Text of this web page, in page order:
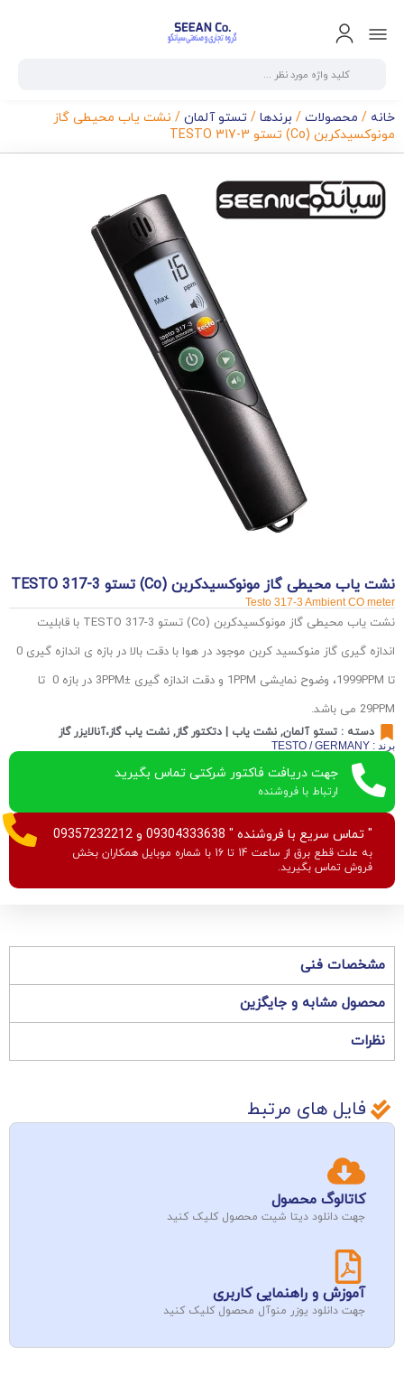
خانه / محصولات / برندها / تستو آلمان / نشت یاب محیطی گاز
مونوکسیدکربن (Co) تستو TESTO 317-3
نشت یاب محیطی گاز مونوکسیدکربن (Co) تستو TESTO 317-3
Testo 317-3 Ambient CO meter
نشت یاب محیطی گاز مونوکسیدکربن (Co) تستو TESTO 317-3 با قابلیت
اندازه گیری گاز منوکسید کربن موجود در هوا با دقت بالا در بازه ی اندازه گیری 0
تا 1999PPM، وضوح نمایشی 1PPM و دقت اندازه گیری ±3PPM در بازه 0 تا
29PPM می باشد.
دسته : تستو آلمان, نشت یاب | دتکتور گاز, نشت یاب گاز،آنالایزر گاز
برند : TESTO / GERMANY
جهت دریافت فاکتور شرکتی تماس بگیرید
ارتباط با فروشنده
" تماس سریع با فروشنده " 09304333638 و 09357232212
به علت قطع برق از ساعت 14 تا 16 با شماره موبایل همکاران بخش
فروش تماس بگیرید.
مشخصات فنی
محصول مشابه و جایگزین
نظرات
فایل های مرتبط
کاتالوگ محصول
جهت دانلود دیتا شیت محصول کلیک کنید
آموزش و راهنمایی کاربری
جهت دانلود یوزر منوآل محصول کلیک کنید